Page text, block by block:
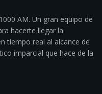
AM. Un gran equipo de
hacerte llegar la
tiempo real al alcance de
imparcial que hace de la